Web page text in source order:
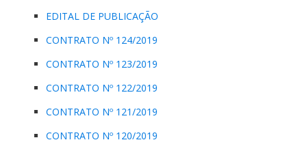
EDITAL DE PUBLICAÇÃO
CONTRATO Nº 124/2019
CONTRATO Nº 123/2019
CONTRATO Nº 122/2019
CONTRATO Nº 121/2019
CONTRATO Nº 120/2019